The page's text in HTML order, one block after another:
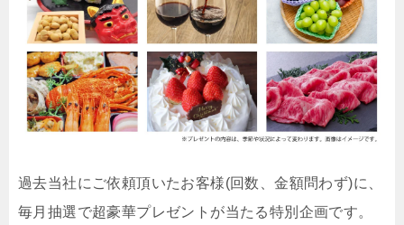
過去当社にご依頼頂いたお客様(回数、金額問わず)に、
毎月抽選で超豪華プレゼントが当たる特別企画です。